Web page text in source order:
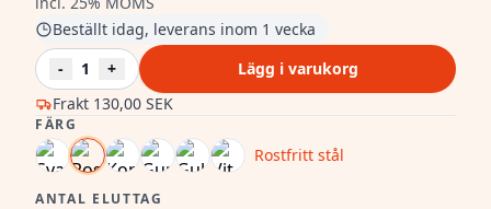
Frakt 130,00 SEK
Beställt idag, leverans inom 1 vecka
-
1 + Lägg i varukorg
FÄRG
Rostfritt stål
ANTAL ELUTTAG